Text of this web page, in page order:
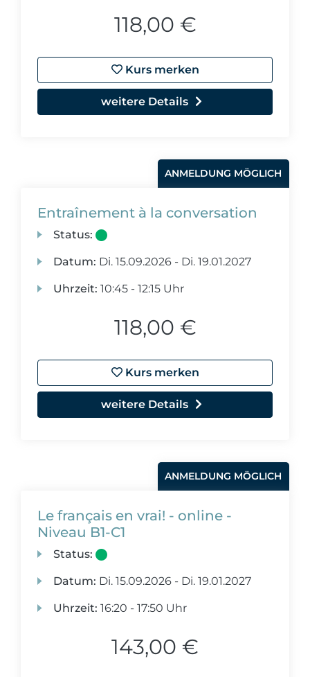
118,00 €
Kurs merken
weitere Details
ANMELDUNG MÖGLICH
Entraînement à la conversation
Status:
Datum: Di. 15.09.2026 - Di. 19.01.2027
Uhrzeit: 10:45 - 12:15 Uhr
118,00 €
Kurs merken
weitere Details
ANMELDUNG MÖGLICH
Le français en vrai! - online -
Niveau B1-C1
Status:
Datum: Di. 15.09.2026 - Di. 19.01.2027
Uhrzeit: 16:20 - 17:50 Uhr
143,00 €